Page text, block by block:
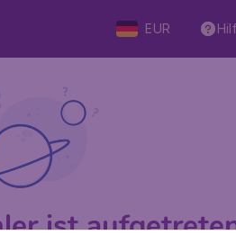
EUR
ist